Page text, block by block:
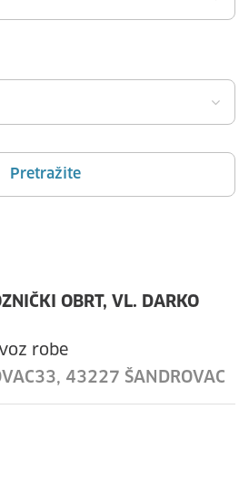
43227 ŠANDROVAC
OBRT, VL. DARKO
robe